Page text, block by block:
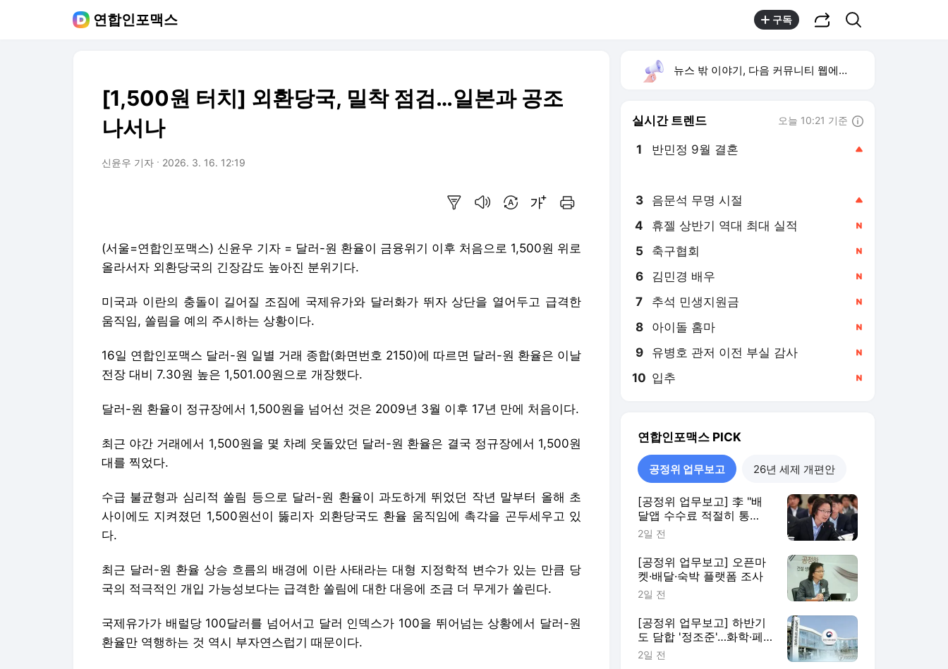
연합인포맥스 구독
[1,500원 터치] 외환당국, 밀착 점검…일본과 공조
나서나
신윤우 기자 2026. 3. 16. 12:19
(서울=연합인포맥스) 신윤우 기자 = 달러-원 환율이 금융위기 이후 처음으로 1,500원 위로
올라서자 외환당국의 긴장감도 높아진 분위기다.
미국과 이란의 충돌이 길어질 조짐에 국제유가와 달러화가 뛰자 상단을 열어두고 급격한
움직임, 쏠림을 예의 주시하는 상황이다.
16일 연합인포맥스 달러-원 일별 거래 종합(화면번호 2150)에 따르면 달러-원 환율은 이날
전장 대비 7.30원 높은 1,501.00원으로 개장했다.
달러-원 환율이 정규장에서 1,500원을 넘어선 것은 2009년 3월 이후 17년 만에 처음이다.
최근 야간 거래에서 1,500원을 몇 차례 웃돌았던 달러-원 환율은 결국 정규장에서 1,500원
대를 찍었다.
수급 불균형과 심리적 쏠림 등으로 달러-원 환율이 과도하게 뛰었던 작년 말부터 올해 초
사이에도 지켜졌던 1,500원선이 뚫리자 외환당국도 환율 움직임에 촉각을 곤두세우고 있
다.
최근 달러-원 환율 상승 흐름의 배경에 이란 사태라는 대형 지정학적 변수가 있는 만큼 당
국의 적극적인 개입 가능성보다는 급격한 쏠림에 대한 대응에 조금 더 무게가 쏠린다.
국제유가가 배럴당 100달러를 넘어서고 달러 인덱스가 100을 뛰어넘는 상황에서 달러-원
환율만 역행하는 것 역시 부자연스럽기 때문이다.
뉴스 밖 이야기, 다음 커뮤니티 웹에서 보기
실시간 트렌드 오늘 10:21 기준
1 반민정 9월 결혼
3 음문석 무명 시절
4 휴젤 상반기 역대 최대 실적
5 축구협회
6 김민경 배우
7 추석 민생지원금
8 아이돌 홈마
9 유병호 관저 이전 부실 감사
10 입추
연합인포맥스 PICK
공정위 업무보고 26년 세제 개편안
[공정위 업무보고] 李 "배
달앱 수수료 적절히 통
제"…주병기 "독과점 규제
2일 전
[공정위 업무보고] 오픈마
켓·배달·숙박 플랫폼 조사
2일 전
[공정위 업무보고] 하반기
도 담합 '정조준'…화학·페
인트·석유제품
2일 전